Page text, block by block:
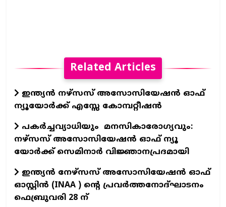
Related Articles
ഇന്ത്യന്‍ നഴ്‌സസ് അസോസിയേഷന്‍ ഓഫ്
ന്യൂയോര്‍ക്ക് എസ്സേ കോമ്പറ്റീഷന്‍
പകർച്ചവ്യാധിയും മനസികാരോഗ്യവും:
നഴ്സസ് അസോസിയേഷൻ ഓഫ് ന്യൂ
യോർക്ക് സെമിനാർ വിജ്ഞാനപ്രദമായി
ഇന്ത്യന്‍ നേഴ്സസ് അസോസിയേഷന്‍ ഓഫ്
ഓസ്റ്റിന്‍ (INAA ) ന്റെ പ്രവര്‍ത്തനോദ്ഘാടനം
ഫെബ്രുവരി 28 ന്